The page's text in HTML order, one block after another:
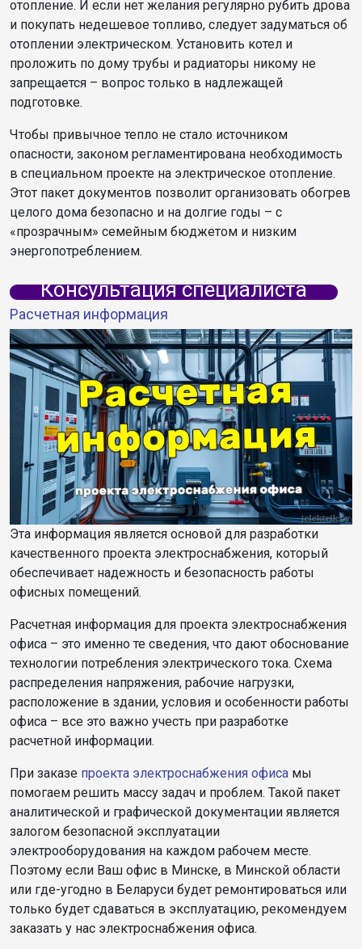
отопление. И если нет желания регулярно рубить дрова
и покупать недешевое топливо, следует задуматься об
отоплении электрическом. Установить котел и
проложить по дому трубы и радиаторы никому не
запрещается – вопрос только в надлежащей
подготовке.
Чтобы привычное тепло не стало источником
опасности, законом регламентирована необходимость
в специальном проекте на электрическое отопление.
Этот пакет документов позволит организовать обогрев
целого дома безопасно и на долгие годы – с
«прозрачным» семейным бюджетом и низким
энергопотреблением.
Консультация специалиста
Расчетная информация
Эта информация является основой для разработки
качественного проекта электроснабжения, который
обеспечивает надежность и безопасность работы
офисных помещений.
Расчетная информация для проекта электроснабжения
офиса – это именно те сведения, что дают обоснование
технологии потребления электрического тока. Схема
распределения напряжения, рабочие нагрузки,
расположение в здании, условия и особенности работы
офиса – все это важно учесть при разработке
расчетной информации.
При заказе проекта электроснабжения офиса мы
помогаем решить массу задач и проблем. Такой пакет
аналитической и графической документации является
залогом безопасной эксплуатации
электрооборудования на каждом рабочем месте.
Поэтому если Ваш офис в Минске, в Минской области
или где-угодно в Беларуси будет ремонтироваться или
только будет сдаваться в эксплуатацию, рекомендуем
заказать у нас электроснабжения офиса.